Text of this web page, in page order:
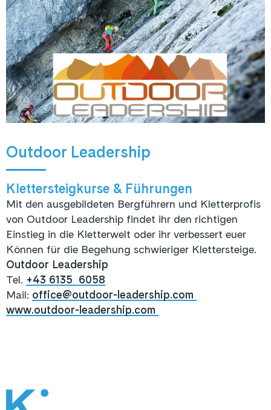
Outdoor Leadership
Klettersteigkurse & Führungen
Mit den ausgebildeten Bergführern und Kletterprofis
von Outdoor Leadership findet ihr den richtigen
Einstieg in die Kletterwelt oder ihr verbessert euer
Können für die Begehung schwieriger Klettersteige.
Outdoor Leadership
Tel. +43 6135 6058
Mail: office@outdoor-leadership.com
www.outdoor-leadership.com